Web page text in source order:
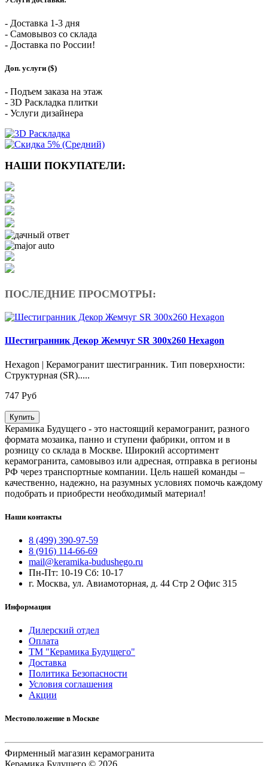
- Доставка 1-3 дня
- Самовывоз со склада
- Доставка по России!
Доп. услуги ($)
- Подъем заказа на этаж
- 3D Раскладка плитки
- Услуги дизайнера
НАШИ ПОКУПАТЕЛИ:
ПОСЛЕДНИЕ ПРОСМОТРЫ:
Шестигранник Декор Жемчуг SR 300x260 Hexagon
Hexagon | Керамогранит шестигранник. Тип поверхности:
Структурная (SR).....
747 Руб
Купить
Керамика Будущего - это настоящий керамогранит, разного
формата мозаика, панно и ступени фабрики, оптом и в
розницу со склада в Москве. Широкий ассортимент
керамогранита, самовывоз или адресная, отправка в регионы
РФ через транспортные компании. Цель нашей команды –
качественно, надежно, на разумных условиях помочь каждому
подобрать и приобрести необходимый материал!
Наши контакты
8 (499) 390-97-59
8 (916) 114-66-69
mail@keramika-budushego.ru
Пн-Пт: 10-19 Сб: 10-17
г. Москва, ул. Авиамоторная, д. 44 Стр 2 Офис 315
Информация
Дилерский отдел
Оплата
ТМ "Керамика Будущего"
Доставка
Политика Безопасности
Условия соглашения
Акции
Местоположение в Москве
Фирменный магазин керамогранита
Керамика Будущего © 2026